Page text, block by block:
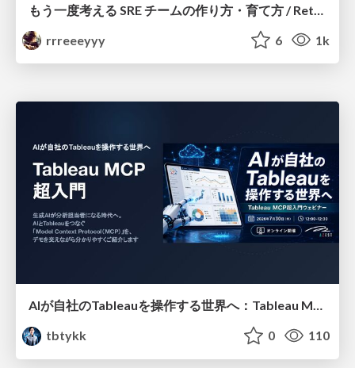
rrreeeyyy
6 1k
AIが自社のTableauを操作する世界へ：Tableau MCP超入門
tbtykk
0 110